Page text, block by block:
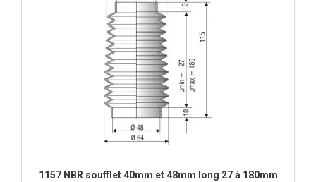
1157 NBR soufflet 40mm et 48mm long 27 à 180mm